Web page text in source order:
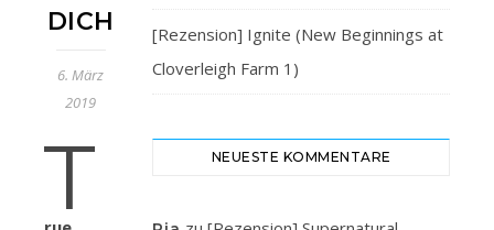
DICH
6. März
2019
T
[Rezension] Ignite (New Beginnings at
Cloverleigh Farm 1)
NEUESTE KOMMENTARE